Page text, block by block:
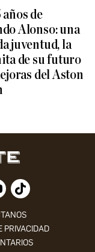
de
Alonso: una
juventud, la
de su futuro
del Aston
PRIVACIDAD